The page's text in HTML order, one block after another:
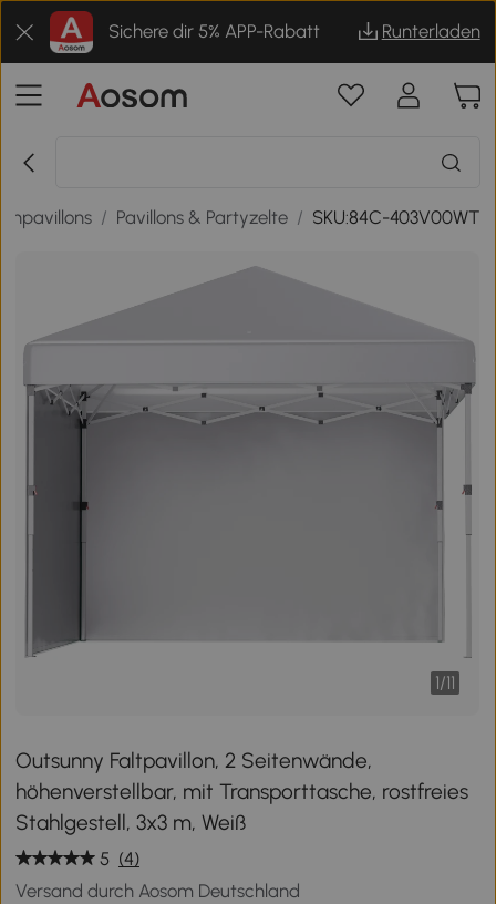
Sichere dir 5% APP-Rabatt Runterladen
/ Pavillons & Partyzelte / SKU:84C-403V00WT
1/11
Outsunny Faltpavillon, 2 Seitenwände,
höhenverstellbar, mit Transporttasche, rostfreies
Stahlgestell, 3x3 m, Weiß
5 (4)
Versand durch Aosom Deutschland